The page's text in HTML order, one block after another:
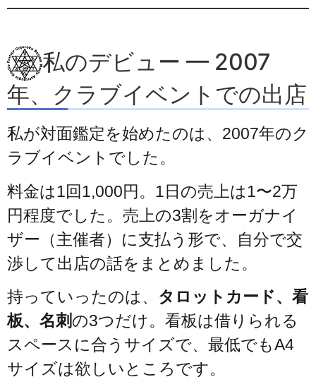
私のデビュー — 2007
年、クラブイベントでの出店
私が対面鑑定を始めたのは、2007年のク
ラブイベントでした。
料金は1回1,000円。1日の売上は1〜2万
円程度でした。売上の3割をオーガナイ
ザー（主催者）に支払う形で、自分で交
渉して出店の話をまとめました。
持っていったのは、 タロットカード、看
板、名刺の3つだけ。看板は借りられる
スペースに合うサイズで、最低でもA4
サイズは欲しいところです。